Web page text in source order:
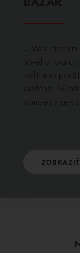
U nás v
nového tovaru
kvalitného
každého.
kompletný servis.